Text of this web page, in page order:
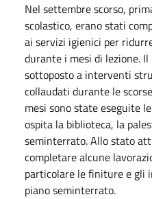
Nel settembre scorso,
scolastico, erano stati
ai servizi igienici per
durante i mesi di lezione.
sottoposto a interventi
collaudati durante le
mesi sono state eseguite
ospita la biblioteca, la
seminterrato. Allo stato
completare alcune
particolare le finiture e gli
piano seminterrato.